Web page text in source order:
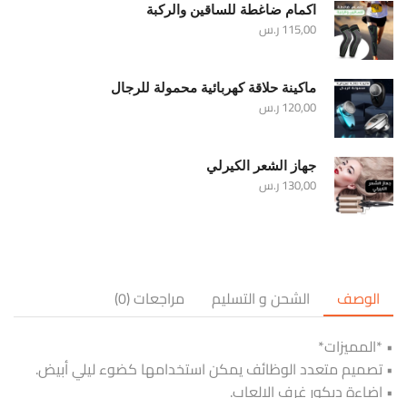
اكمام ضاغطة للساقين والركبة
115,00ر.س
ماكينة حلاقة كهربائية محمولة للرجال
120,00ر.س
جهاز الشعر الكيرلي
130,00ر.س
الوصف الشحن و التسليم
مراجعات (0)
• *المميزات*
• تصميم متعدد الوظائف يمكن استخدامها كضوء ليلي أبيض.
• إضاءة ديكور غرف الالعاب.